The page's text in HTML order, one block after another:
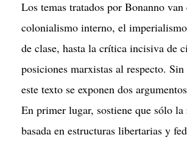
Los temas tratados por Bonanno van
colonialismo interno, el
de clase, hasta la crítica incisiva de
posiciones marxistas al respecto.
este texto se exponen dos
En primer lugar, sostiene que sólo
basada en estructuras libertarias y